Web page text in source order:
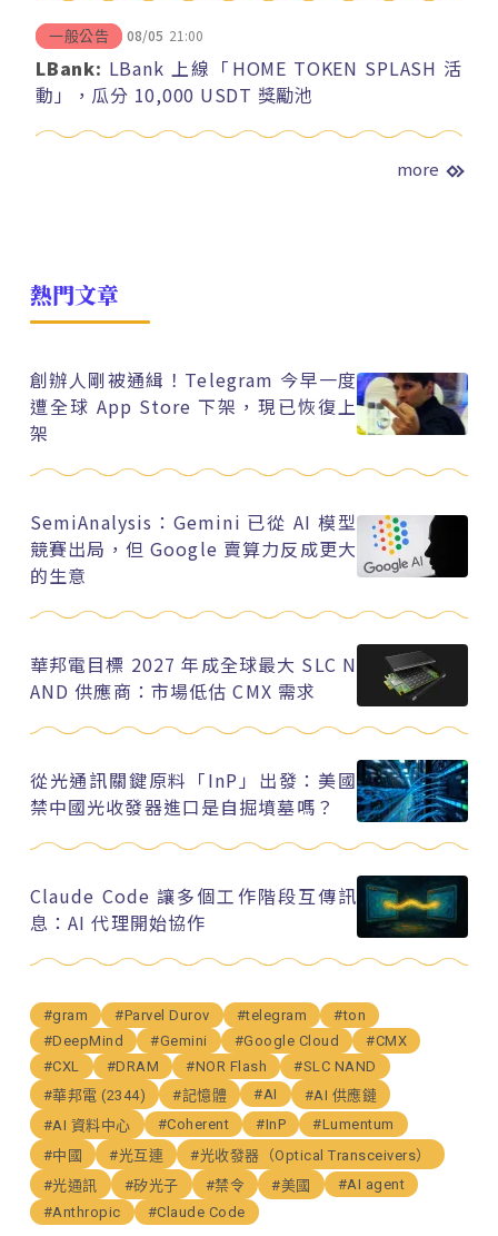
一般公告 08/05 21:00
LBank: LBank 上線「HOME TOKEN SPLASH 活
動」，瓜分 10,000 USDT 獎勵池
more
熱門文章
創辦人剛被通緝！Telegram 今早一度
遭全球 App Store 下架，現已恢復上
架
SemiAnalysis：Gemini 已從 AI 模型
競賽出局，但 Google 賣算力反成更大
的生意
華邦電目標 2027 年成全球最大 SLC N
AND 供應商：市場低估 CMX 需求
從光通訊關鍵原料「InP」出發：美國
禁中國光收發器進口是自掘墳墓嗎？
Claude Code 讓多個工作階段互傳訊
息：AI 代理開始協作
#gram #Parvel Durov #telegram
#ton
#DeepMind
#Gemini #Google Cloud
#CMX
#CXL
#DRAM #NOR Flash
#SLC NAND
#華邦電 (2344)
#記憶體 #AI
#AI 供應鏈
#AI 資料中心
#Coherent #InP
#Lumentum
#中國
#光互連
#光收發器（Optical Transceivers）
#光通訊
#矽光子 #禁令 #美國
#AI agent
#Anthropic
#Claude Code